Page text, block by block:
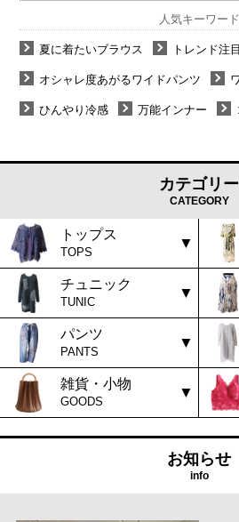
人気キーワード
夏に着たいブラウス トレンド注
オシャレ度あがるワイドパンツ
ひんやり冷感 万能インナー
カテゴリー
CATEGORY
トップス
TOPS
チュニック
TUNIC
パンツ
PANTS
雑貨・小物
GOODS
お知らせ
info